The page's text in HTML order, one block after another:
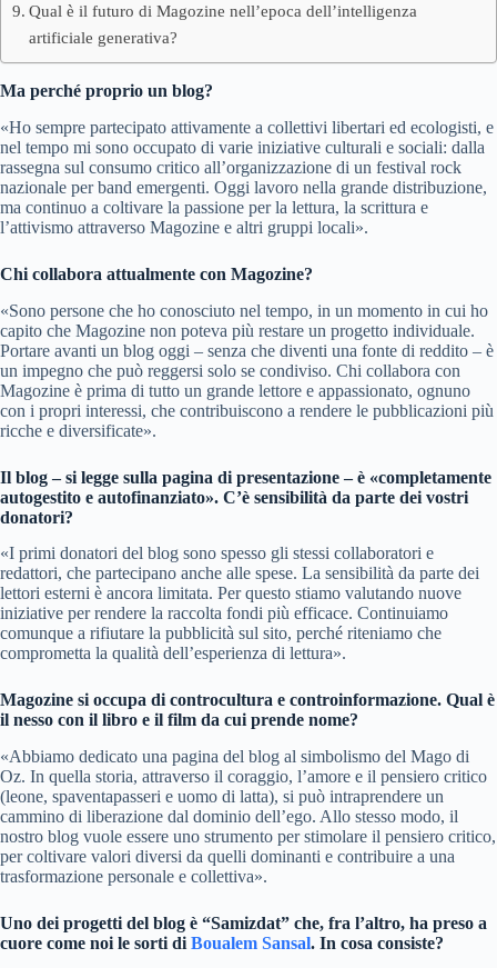
Qual è il futuro di Magozine nell’epoca dell’intelligenza
artificiale generativa?
Ma perché proprio un blog?
«Ho sempre partecipato attivamente a collettivi libertari ed ecologisti, e
nel tempo mi sono occupato di varie iniziative culturali e sociali: dalla
rassegna sul consumo critico all’organizzazione di un festival rock
nazionale per band emergenti. Oggi lavoro nella grande distribuzione,
ma continuo a coltivare la passione per la lettura, la scrittura e
l’attivismo attraverso Magozine e altri gruppi locali».
Chi collabora attualmente con Magozine?
«Sono persone che ho conosciuto nel tempo, in un momento in cui ho
capito che Magozine non poteva più restare un progetto individuale.
Portare avanti un blog oggi – senza che diventi una fonte di reddito – è
un impegno che può reggersi solo se condiviso. Chi collabora con
Magozine è prima di tutto un grande lettore e appassionato, ognuno
con i propri interessi, che contribuiscono a rendere le pubblicazioni più
ricche e diversificate».
Il blog – si legge sulla pagina di presentazione – è «completamente
autogestito e autofinanziato». C’è sensibilità da parte dei vostri
donatori?
«I primi donatori del blog sono spesso gli stessi collaboratori e
redattori, che partecipano anche alle spese. La sensibilità da parte dei
lettori esterni è ancora limitata. Per questo stiamo valutando nuove
iniziative per rendere la raccolta fondi più efficace. Continuiamo
comunque a rifiutare la pubblicità sul sito, perché riteniamo che
comprometta la qualità dell’esperienza di lettura».
Magozine si occupa di controcultura e controinformazione. Qual è
il nesso con il libro e il film da cui prende nome?
«Abbiamo dedicato una pagina del blog al simbolismo del Mago di
Oz. In quella storia, attraverso il coraggio, l’amore e il pensiero critico
(leone, spaventapasseri e uomo di latta), si può intraprendere un
cammino di liberazione dal dominio dell’ego. Allo stesso modo, il
nostro blog vuole essere uno strumento per stimolare il pensiero critico,
per coltivare valori diversi da quelli dominanti e contribuire a una
trasformazione personale e collettiva».
Uno dei progetti del blog è “Samizdat” che, fra l’altro, ha preso a
cuore come noi le sorti di Boualem Sansal. In cosa consiste?